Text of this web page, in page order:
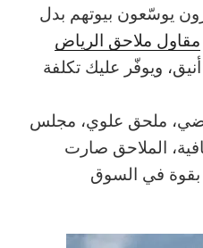
يوسّعون بيوتهم بدل
مقاول ملاحق الرياض
ويوفّر عليك تكلفة
ملحق علوي، مجلس
الملاحق صارت
في السوق